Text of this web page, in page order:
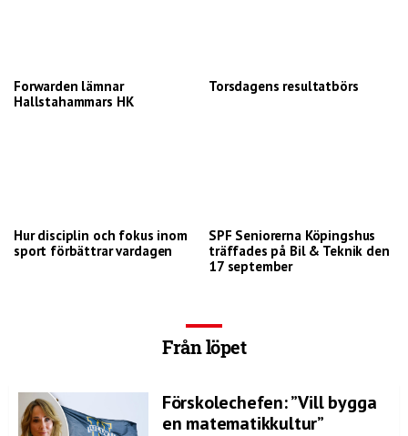
Forwarden lämnar
Hallstahammars HK
Torsdagens resultatbörs
Hur disciplin och fokus inom
sport förbättrar vardagen
SPF Seniorerna Köpingshus
träffades på Bil & Teknik den
17 september
Från löpet
Förskolechefen: ”Vill bygga
en matematikkultur”